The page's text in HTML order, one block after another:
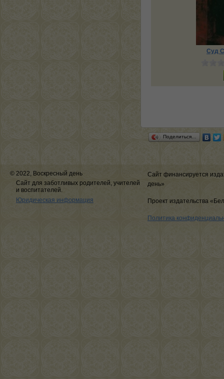
Суд
Поделиться…
© 2022, Воскресный день
Сайт для заботливых родителей, учителей
и воспитателей.
Юридическая информация
Сайт финансируется
день»
Проект издательства
Политика